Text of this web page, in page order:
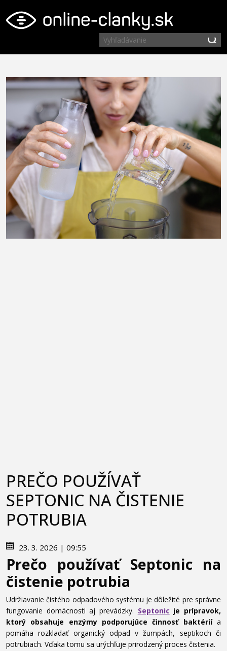
PREČO POUŽÍVAŤ
SEPTONIC NA ČISTENIE
POTRUBIA
23. 3. 2026 | 09:55
Prečo používať Septonic na
čistenie potrubia
Udržiavanie čistého odpadového systému je dôležité pre správne
fungovanie domácnosti aj prevádzky. Septonic je prípravok,
ktorý obsahuje enzýmy podporujúce činnosť baktérií a
pomáha rozkladať organický odpad v žumpách, septikoch či
potrubiach. Vďaka tomu sa urýchľuje prirodzený proces čistenia.